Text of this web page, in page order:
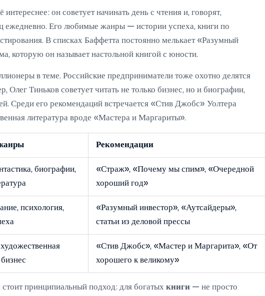
он советует начинать день с чтения и, говорят,
ежедневно. Его любимые жанры — истории успеха, книги по
В списках Баффетта постоянно мелькает «Разумный
которую он называет настольной книгой с юности.
в теме. Российские предприниматели тоже охотно делятся
Олег Тиньков советует читать не только бизнес, но и биографии,
Среди его рекомендаций встречается «Стив Джобс» Уолтера
литература вроде «Мастера и Маргариты».
Рекомендации
биографии,
«Страж», «Почему мы спим», «Очередной
хороший год»
психология,
«Разумный инвестор», «Аутсайдеры»,
статьи из деловой прессы
«Стив Джобс», «Мастер и Маргарита», «От
хорошего к великому»
стоит принципиальный подход: для богатых книги — не просто